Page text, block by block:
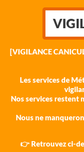
[VIGILANCE
Les services de
Nos services restent
Nous ne
👉 Retrouvez ci-